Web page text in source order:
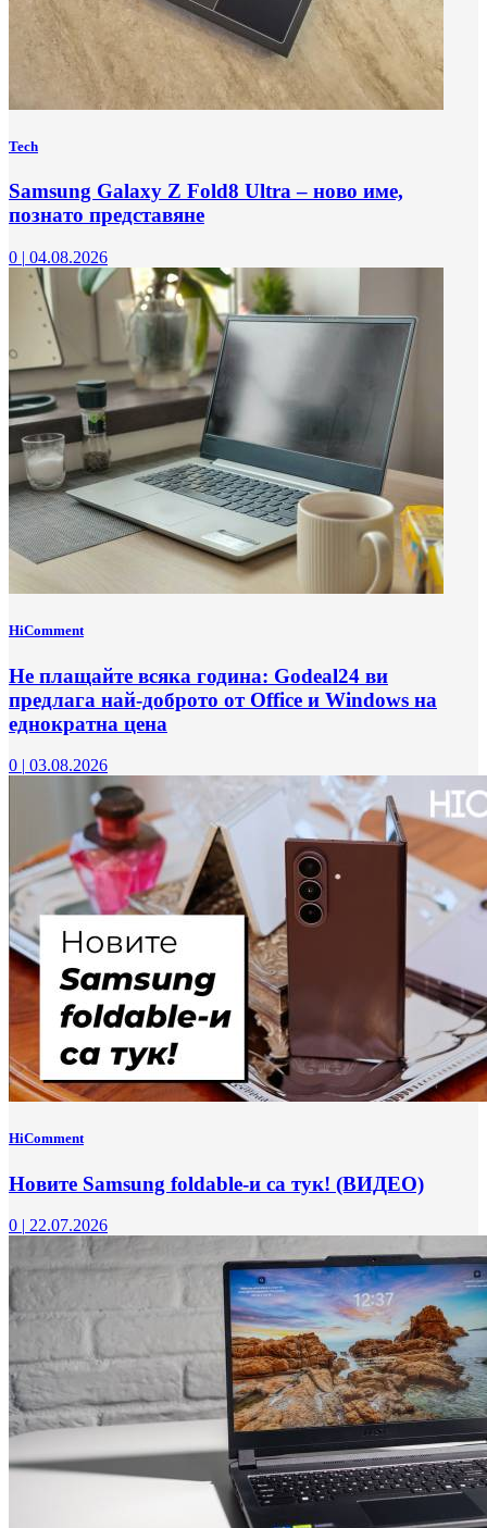
Tech
Samsung Galaxy Z Fold8 Ultra – ново име,
познато представяне
0 | 04.08.2026
HiComment
Не плащайте всяка година: Godeal24 ви
предлага най-доброто от Office и Windows на
еднократна цена
0 | 03.08.2026
HiComment
Новите Samsung foldable-и са тук! (ВИДЕО)
0 | 22.07.2026